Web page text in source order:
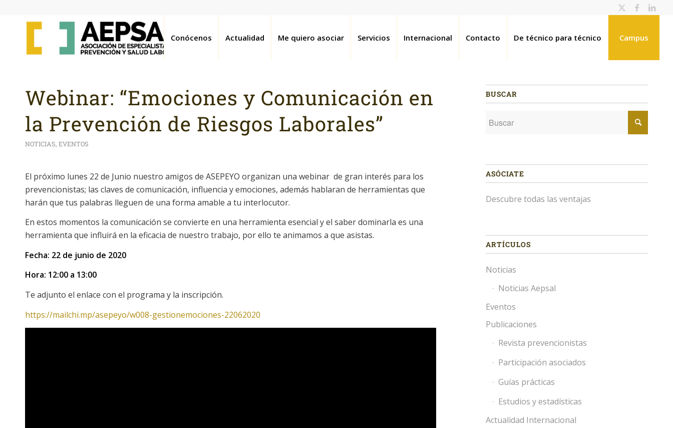
Conócenos Actualidad Me quiero asociar Servicios Internacional Contacto De técnico para técnico Campus
Webinar: “Emociones y Comunicación en
la Prevención de Riesgos Laborales”
NOTICIAS, EVENTOS
El próximo lunes 22 de Junio nuestro amigos de ASEPEYO organizan una webinar de gran interés para los
prevencionistas; las claves de comunicación, influencia y emociones, además hablaran de herramientas que
harán que tus palabras lleguen de una forma amable a tu interlocutor.
En estos momentos la comunicación se convierte en una herramienta esencial y el saber dominarla es una
herramienta que influirá en la eficacia de nuestro trabajo, por ello te animamos a que asistas.
Fecha: 22 de junio de 2020
Hora: 12:00 a 13:00
Te adjunto el enlace con el programa y la inscripción.
https://mailchi.mp/asepeyo/w008-gestionemociones-22062020
BUSCAR
ASÓCIATE
Descubre todas las ventajas
ARTÍCULOS
Noticias
Noticias Aepsal
Eventos
Publicaciones
Revista prevencionistas
Participación asociados
Guías prácticas
Estudios y estadísticas
Actualidad Internacional